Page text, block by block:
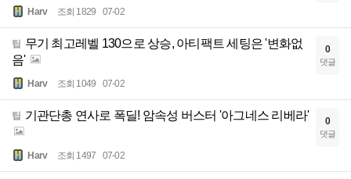
Harv 조회 1829 07-02
팁 무기 최고레벨 130으로 상승, 아티팩트 세팅은 '변화없
음'
Harv 조회 1049 07-02
0
댓글
팁 기관단총 연사로 폭딜! 암속성 버스터 '아그네스 리베라'
Harv 조회 1497 07-02
0
댓글